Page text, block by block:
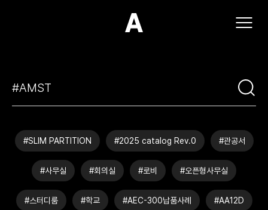
(주)아모스아인스가구
#SLIM PARTITION #2025 catalog Rev.0 #관공서
#사무실 #회의실 #로비 #오픈형사무실
#스터디룸 #학교 #AEC-300납품사례 #AA12D